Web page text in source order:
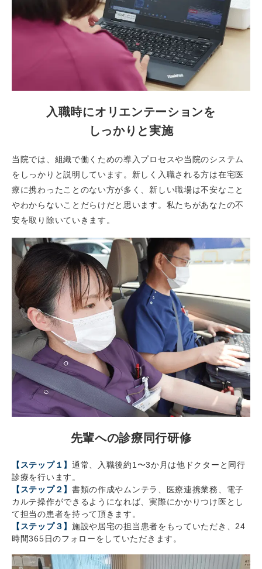
入職時にオリエンテーションを
しっかりと実施
当院では、組織で働くための導入プロセスや当院のシステム
をしっかりと説明しています。新しく入職される方は在宅医
療に携わったことのない方が多く、新しい職場は不安なこと
やわからないことだらけだと思います。私たちがあなたの不
安を取り除いていきます。
先輩への診療同行研修
【ステップ１】 通常、入職後約1〜3か月は他ドクターと同行
診療を行います。
【ステップ２】 書類の作成やムンテラ、医療連携業務、電子
カルテ操作ができるようになれば、実際にかかりつけ医とし
て担当の患者を持って頂きます。
【ステップ３】 施設や居宅の担当患者をもっていただき、24
時間365日のフォローをしていただきます。